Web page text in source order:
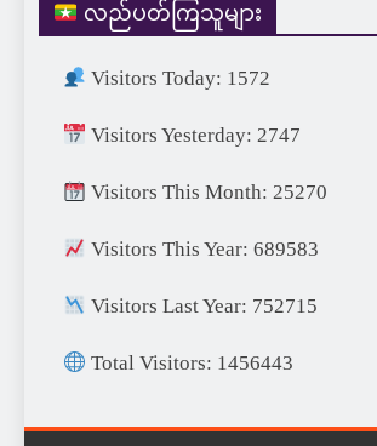
လည်ပတ်ကြသူများ
Visitors Today: 1572
Visitors Yesterday: 2747
Visitors This Month: 25270
Visitors This Year: 689583
Visitors Last Year: 752715
Total Visitors: 1456443